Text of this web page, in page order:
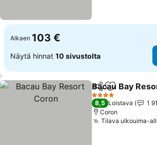
Alkaen 103 €
Näytä hinnat 10 sivustolta
Jaa Lisää
Bacau Bay
4 Tähtiluokitus
8,5 Loistava
1
Coron
Tilava ulkouima-